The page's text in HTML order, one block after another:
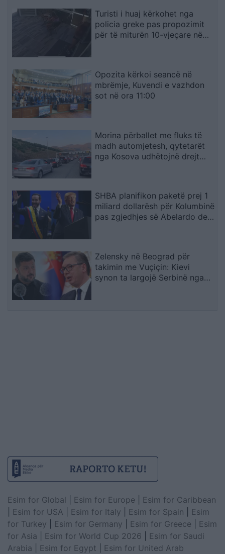
Turisti i huaj kërkohet nga
policia greke pas propozimit
për të miturën 10-vjeçare në
Opozita kërkoi seancë në
mbrëmje, Kuvendi e vazhdon
sot në ora 11:00
Morina përballet me fluks të
madh automjetesh, qytetarët
nga Kosova udhëtojnë drejt
SHBA planifikon paketë prej 1
miliard dollarësh për Kolumbinë
pas zgjedhjes së Abelardo de
Zelensky në Beograd për
takimin me Vuçiçin: Kievi
synon ta largojë Serbinë nga
Esim for Global Esim for Europe
Esim for Caribbean
Esim for USA Esim for Italy Esim for Spain
Esim
for Turkey
Esim for Germany Esim for Greece
Esim
for Asia
Esim for World Cup 2026
Esim for Saudi
Arabia
Esim for Egypt
Esim for United Arab